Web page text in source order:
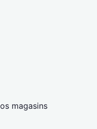
magasins